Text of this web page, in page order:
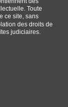
Toute
ce site, sans
des droits de
judiciaires.